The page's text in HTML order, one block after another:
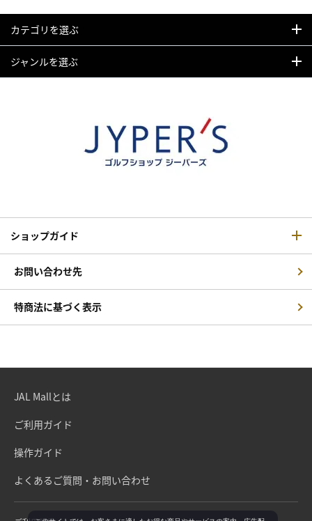
カテゴリを選ぶ
ジャンルを選ぶ
ショップガイド
お問い合わせ先
特商法に基づく表示
JAL Mallとは
ご利用ガイド
操作ガイド
よくあるご質問・お問い合わせ